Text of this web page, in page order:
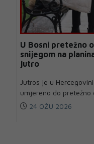
U Bosni pretežno
snijegom na
jutro
Jutros je u
umjereno do pretežno
24 OŽU 2026